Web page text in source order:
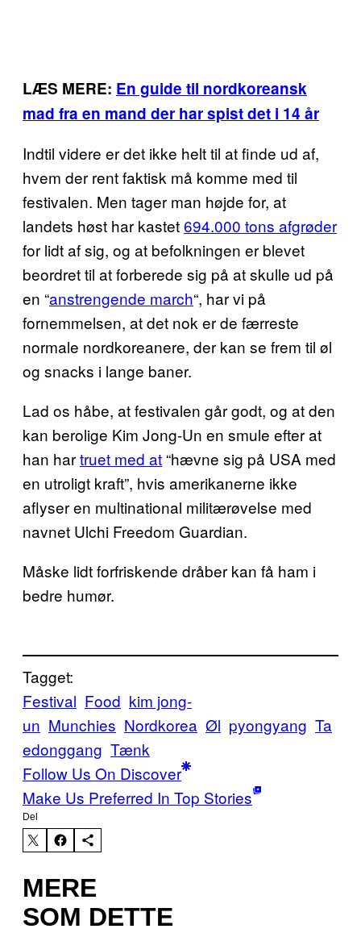
LÆS MERE: En guide til nordkoreansk
mad fra en mand der har spist det i 14 år
Indtil videre er det ikke helt til at finde ud af,
hvem der rent faktisk må komme med til
festivalen. Men tager man højde for, at
landets høst har kastet694.000 tons afgrøder
for lidt af sig, og at befolkningen er blevet
beordret til at forberede sig på at skulle ud på
en “anstrengende march“, har vi på
fornemmelsen, at det nok er de færreste
normale nordkoreanere, der kan se frem til øl
og snacks i lange baner.
Lad os håbe, at festivalen går godt, og at den
kan berolige Kim Jong-Un en smule efter at
han hartruet med at “hævne sig på USA med
en utroligt kraft”, hvis amerikanerne ikke
aflyser en multinational militærøvelse med
navnet Ulchi Freedom Guardian.
Måske lidt forfriskende dråber kan få ham i
bedre humør.
Tagget:
Festival Food kim jong-
un Munchies Nordkorea Øl pyongyang Ta
edonggang Tænk
Follow Us On Discover
Make Us Preferred In Top Stories
Del
MERE
SOM DETTE